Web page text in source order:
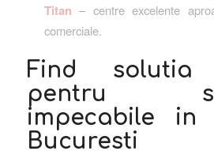
Titan – centre excelente
comerciale.
Find solutia
pentru
impecabile in
Bucuresti